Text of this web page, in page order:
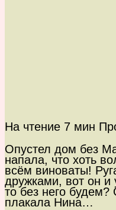
На чтение 7 мин
Опустел дом без
напала, что хоть
всём виноваты!
дружками, вот он и
то без него
плакала Нина…